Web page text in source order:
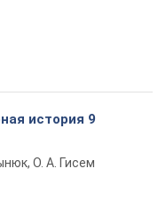
история 9
О. А. Гисем